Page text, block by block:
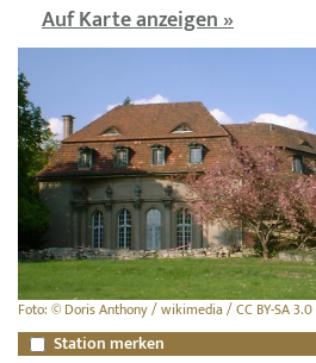
Auf Karte anzeigen »
Foto: © Doris Anthony / wikimedia / CC BY-SA 3.0
Station merken